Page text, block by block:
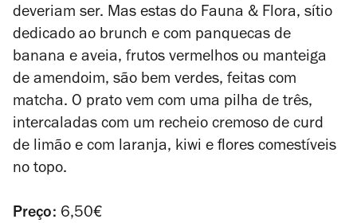
deveriam ser. Mas estas do Fauna & Flora, sítio
dedicado ao brunch e com panquecas de
banana e aveia, frutos vermelhos ou manteiga
de amendoim, são bem verdes, feitas com
matcha. O prato vem com uma pilha de três,
intercaladas com um recheio cremoso de curd
de limão e com laranja, kiwi e flores comestíveis
no topo.
Preço: 6,50€